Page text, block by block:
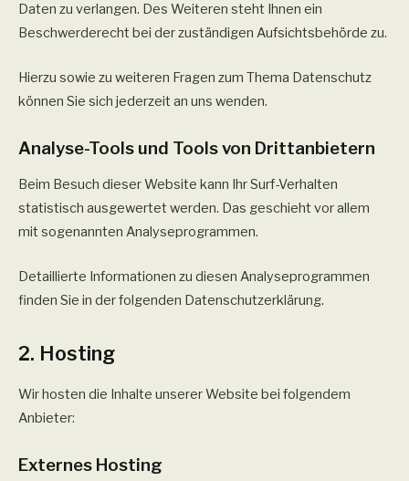
Daten zu verlangen. Des Weiteren steht Ihnen ein
Beschwerderecht bei der zuständigen Aufsichtsbehörde zu.
Hierzu sowie zu weiteren Fragen zum Thema Datenschutz
können Sie sich jederzeit an uns wenden.
Analyse-Tools und Tools von Dritt­anbietern
Beim Besuch dieser Website kann Ihr Surf-Verhalten
statistisch ausgewertet werden. Das geschieht vor allem
mit sogenannten Analyseprogrammen.
Detaillierte Informationen zu diesen Analyseprogrammen
finden Sie in der folgenden Datenschutzerklärung.
2. Hosting
Wir hosten die Inhalte unserer Website bei folgendem
Anbieter:
Externes Hosting